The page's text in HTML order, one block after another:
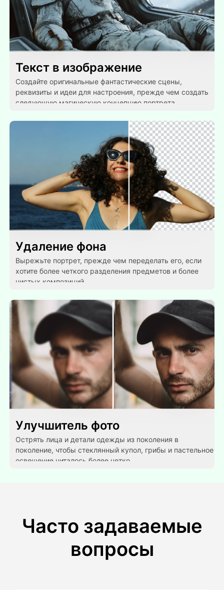
Текст в изображение
Создайте оригинальные фантастические сцены,
реквизиты и идеи для настроения, прежде чем создать
следующую магическую концепцию портрета.
Удаление фона
Вырежьте портрет, прежде чем переделать его, если
хотите более четкого разделения предметов и более
чистых композиций.
Улучшитель фото
Острять лица и детали одежды из поколения в
поколение, чтобы стеклянный купол, грибы и пастельное
освещение читалось более четко.
Часто задаваемые
вопросы